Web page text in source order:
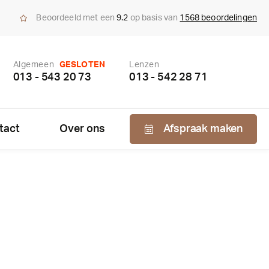
Beoordeeld met een9.2 op basis van 1568 beoordelingen
Algemeen GESLOTEN
013 - 543 20 73
Lenzen
013 - 542 28 71
Over ons Afspraak maken
bepaling